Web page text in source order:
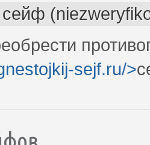
сейф
sejf.ru/>